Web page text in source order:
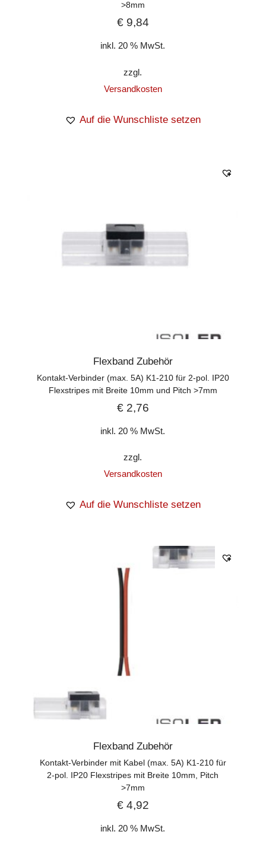
>8mm
€9,84
inkl. 20 % MwSt.
zzgl.
Versandkosten
Auf die Wunschliste setzen
Flexband Zubehör
Kontakt-Verbinder (max. 5A) K1-210 für 2-pol. IP20
Flexstripes mit Breite 10mm und Pitch >7mm
€2,76
inkl. 20 % MwSt.
zzgl.
Versandkosten
Auf die Wunschliste setzen
Flexband Zubehör
Kontakt-Verbinder mit Kabel (max. 5A) K1-210 für
2-pol. IP20 Flexstripes mit Breite 10mm, Pitch
>7mm
€4,92
inkl. 20 % MwSt.